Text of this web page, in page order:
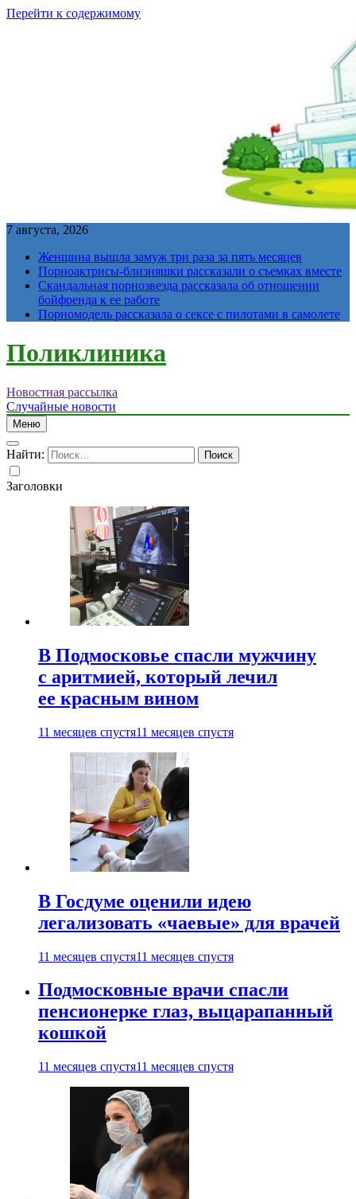
Перейти к содержимому
7 августа, 2026
Женщина вышла замуж три раза за пять месяцев
Порноактрисы-близняшки рассказали о съемках вместе
Скандальная порнозвезда рассказала об отношении
бойфренда к ее работе
Порномодель рассказала о сексе с пилотами в самолете
Поликлиника
Новостная рассылка
Случайные новости
Меню
Найти:
Заголовки
В Подмосковье спасли мужчину
с аритмией, который лечил
ее красным вином
11 месяцев спустя11 месяцев спустя
В Госдуме оценили идею
легализовать «чаевые» для врачей
11 месяцев спустя11 месяцев спустя
Подмосковные врачи спасли
пенсионерке глаз, выцарапанный
кошкой
11 месяцев спустя11 месяцев спустя